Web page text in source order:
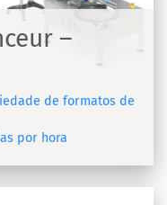
–
de formatos de
por hora